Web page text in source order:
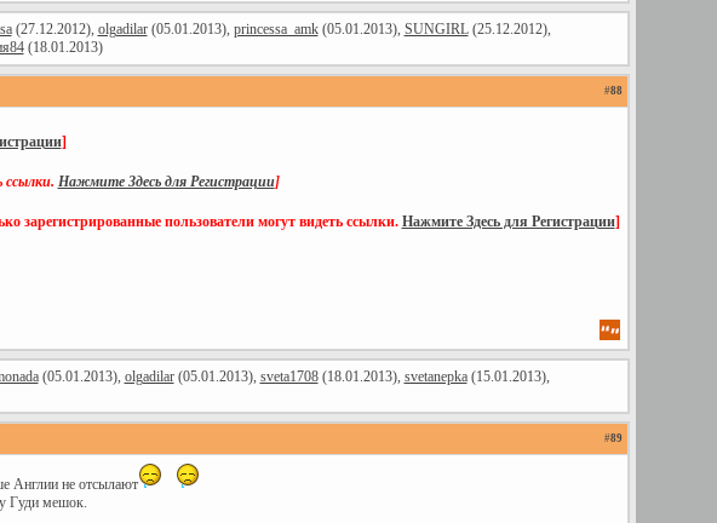
(27.12.2012), olgadilar(05.01.2013), princessa_amk(05.01.2013), SUNGIRL(25.12.2012),
(18.01.2013)
#88
]
ссылки. Нажмите Здесь для Регистрации]
зарегистрированные пользователи могут видеть ссылки. Нажмите Здесь для Регистрации]
(05.01.2013), olgadilar(05.01.2013), sveta1708(18.01.2013), svetanepka(15.01.2013),
#89
Англии не отсылают
Гуди мешок.